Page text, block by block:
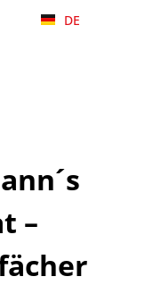
DE
–